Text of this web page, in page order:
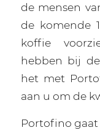
de mensen
de komende
koffie
hebben bij
het met
aan u om de
Portofino